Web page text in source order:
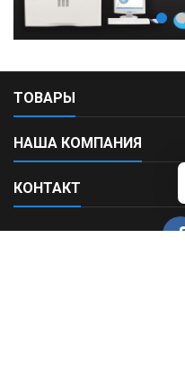
ТОВАРЫ
НАША КОМПАНИЯ
КОНТАКТ